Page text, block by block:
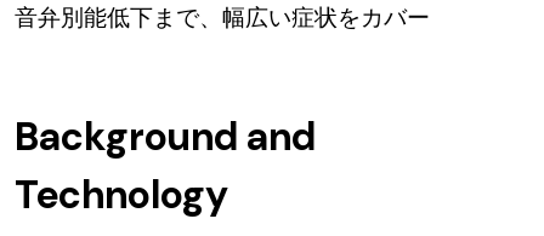
音弁別能低下まで、幅広い症状をカバー
Background and
Technology